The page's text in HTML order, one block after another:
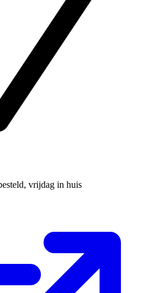
vrijdag in huis